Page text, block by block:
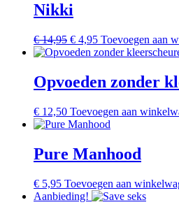
Nikki
€14,95 Oorspronkelijke
prijs
€ 14,95.
€ 4,95Huidige
prijs
Toevoegen aan
Opvoeden zonder
€ 12,50 Toevoegen aan
Pure Manhood
€ 5,95 Toevoegen aan
Aanbieding!